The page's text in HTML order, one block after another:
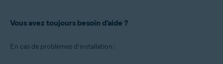
Vous avez toujours besoin d’aide ?
En cas de problèmes d’installation :